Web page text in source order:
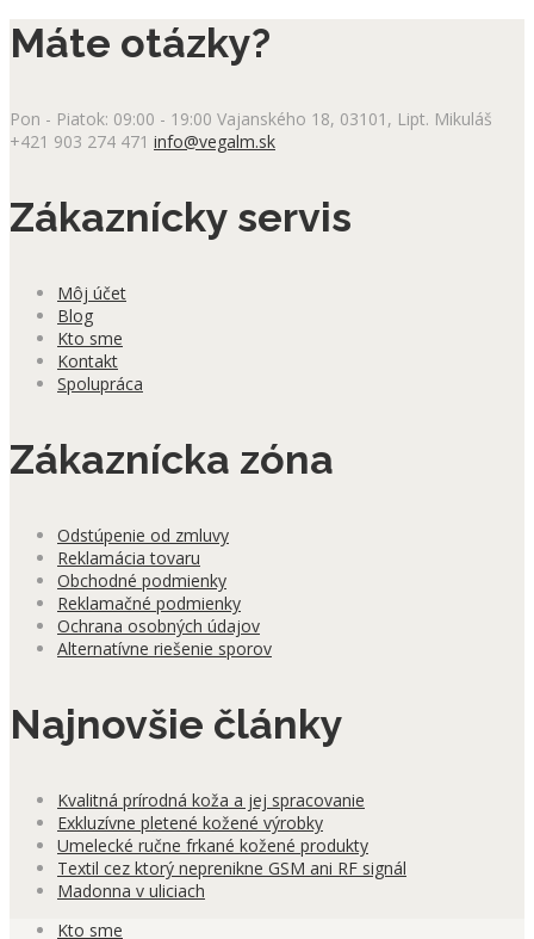
Máte otázky?
Pon - Piatok: 09:00 - 19:00 Vajanského 18, 03101, Lipt. Mikuláš
+421 903 274 471 info@vegalm.sk
Zákaznícky servis
Môj účet
Blog
Kto sme
Kontakt
Spolupráca
Zákaznícka zóna
Odstúpenie od zmluvy
Reklamácia tovaru
Obchodné podmienky
Reklamačné podmienky
Ochrana osobných údajov
Alternatívne riešenie sporov
Najnovšie články
Kvalitná prírodná koža a jej spracovanie
Exkluzívne pletené kožené výrobky
Umelecké ručne frkané kožené produkty
Textil cez ktorý neprenikne GSM ani RF signál
Madonna v uliciach
Kto sme